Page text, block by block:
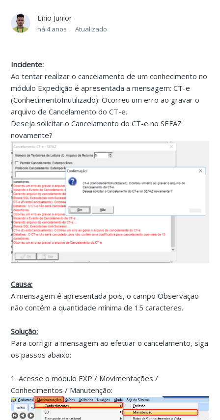
Enio Junior
há 4 anos Atualizado
Incidente:
Ao tentar realizar o cancelamento de um conhecimento no
módulo Expedição é apresentada a mensagem: CT-e
(ConhecimentoInutilizado): Ocorreu um erro ao gravar o
arquivo de Cancelamento do CT-e.
Deseja solicitar o Cancelamento do CT-e no SEFAZ
novamente?
Causa:
A mensagem é apresentada pois, o campo Observação
não contém a quantidade mínima de 15 caracteres.
Solução:
Para corrigir a mensagem ao efetuar o cancelamento, siga
os passos abaixo:
1. Acesse o módulo EXP / Movimentações /
Conhecimentos / Manutenção: